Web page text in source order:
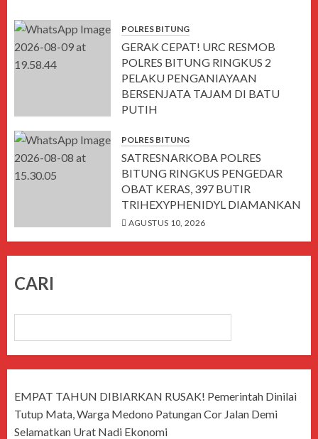
POLRES BITUNG
GERAK CEPAT! URC RESMOB
POLRES BITUNG RINGKUS 2
PELAKU PENGANIAYAAN
BERSENJATA TAJAM DI BATU
PUTIH
POLRES BITUNG
SATRESNARKOBA POLRES
BITUNG RINGKUS PENGEDAR
OBAT KERAS, 397 BUTIR
TRIHEXYPHENIDYL DIAMANKAN
AGUSTUS 10, 2026
CARI
EMPAT TAHUN DIBIARKAN RUSAK! Pemerintah Dinilai
Tutup Mata, Warga Medono Patungan Cor Jalan Demi
Selamatkan Urat Nadi Ekonomi